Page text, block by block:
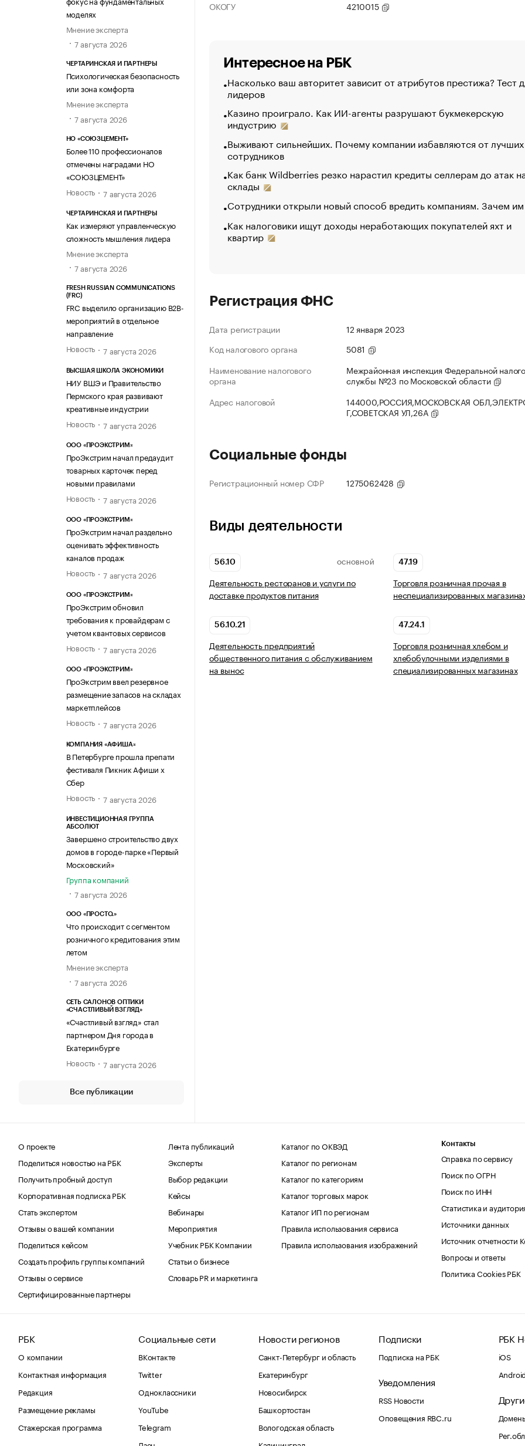
моделях
Мнение эксперта
7 августа 2026
ЧЕРТАРИНСКАЯ И ПАРТНЕРЫ
Психологическая безопасность
или зона комфорта
Мнение эксперта
7 августа 2026
НО «СОЮЗЦЕМЕНТ»
Более 110 профессионалов
отмечены наградами НО
«СОЮЗЦЕМЕНТ»
Новость
7 августа 2026
ЧЕРТАРИНСКАЯ И ПАРТНЕРЫ
Как измеряют управленческую
сложность мышления лидера
Мнение эксперта
7 августа 2026
FRESH RUSSIAN COMMUNICATIONS
(FRC)
FRC выделило организацию B2B-
мероприятий в отдельное
направление
Новость
7 августа 2026
ВЫСШАЯ ШКОЛА ЭКОНОМИКИ
НИУ ВШЭ и Правительство
Пермского края развивают
креативные индустрии
Новость
7 августа 2026
ООО «ПРОЭКСТРИМ»
ПроЭкстрим начал предаудит
товарных карточек перед
новыми правилами
Новость
7 августа 2026
ООО «ПРОЭКСТРИМ»
ПроЭкстрим начал раздельно
оценивать эффективность
каналов продаж
Новость
7 августа 2026
ООО «ПРОЭКСТРИМ»
ПроЭкстрим обновил
требования к провайдерам с
учетом квантовых сервисов
Новость
7 августа 2026
ООО «ПРОЭКСТРИМ»
ПроЭкстрим ввел резервное
размещение запасов на складах
маркетплейсов
Новость
7 августа 2026
КОМПАНИЯ «АФИША»
В Петербурге прошла препати
фестиваля Пикник Афиши х
Сбер
Новость
7 августа 2026
ИНВЕСТИЦИОННАЯ ГРУППА
АБСОЛЮТ
Завершено строительство двух
домов в городе-парке «Первый
Московский»
Группа компаний
7 августа 2026
ООО «ПРОСТО.»
Что происходит с сегментом
розничного кредитования этим
летом
Мнение эксперта
7 августа 2026
СЕТЬ САЛОНОВ ОПТИКИ
«СЧАСТЛИВЫЙ ВЗГЛЯД»
«Счастливый взгляд» стал
партнером Дня города в
Екатеринбурге
Новость
7 августа 2026
Все публикации
ОКОГУ
4210015
Интересное на РБК
Насколько ваш авторитет зависит от атрибутов престижа? Тест
лидеров
Казино проиграло. Как ИИ-агенты разрушают букмекерскую
индустрию
Выживают сильнейших. Почему компании избавляются от лучших
сотрудников
Как банк Wildberries резко нарастил кредиты селлерам до атак
склады
Сотрудники открыли новый способ вредить компаниям. Зачем
Как налоговики ищут доходы неработающих покупателей яхт и
квартир
Регистрация ФНС
Дата регистрации
12 января 2023
Код налогового органа
5081
Наименование налогового
органа
Межрайонная инспекция Федеральной
службы №23 по Московской области
Адрес налоговой
144000,РОССИЯ,МОСКОВСКАЯ
Г,СОВЕТСКАЯ УЛ,26А
Социальные фонды
Регистрационный номер СФР 1275062428
Виды деятельности
56.10 ОСНОВНОЙ
Деятельность ресторанов и услуги по
доставке продуктов питания
47.19
Торговля розничная прочая в
неспециализированных
56.10.21
Деятельность предприятий
общественного питания с обслуживанием
на вынос
47.24.1
Торговля розничная хлебом и
хлебобулочными изделиями в
специализированных магазинах
О проекте
Поделиться новостью на РБК
Получить пробный доступ
Корпоративная подписка РБК
Стать экспертом
Отзывы о вашей компании
Поделиться кейсом
Создать профиль группы компаний
Отзывы о сервисе
Сертифицированные партнеры
Лента публикаций
Эксперты
Выбор редакции
Кейсы
Вебинары
Мероприятия
Учебник РБК Компании
Статьи о бизнесе
Словарь PR и маркетинга
Каталог по ОКВЭД
Каталог по регионам
Каталог по категориям
Каталог торговых марок
Каталог ИП по регионам
Правила использования сервиса
Правила использования изображений
Контакты
Справка по сервису
Поиск по ОГРН
Поиск по ИНН
Статистика и
Источники данных
Источник отчетности
Вопросы и ответы
Политика Cookies РБК
РБК
О компании
Контактная информация
Редакция
Размещение рекламы
Стажерская программа
Социальные сети
ВКонтакте
Twitter
Одноклассники
YouTube
Telegram
Новости регионов
Санкт-Петербург и область
Екатеринбург
Новосибирск
Башкортостан
Вологодская область
Подписки
Подписка на РБК
Уведомления
RSS Новости
Оповещения RBC.ru
РБК
iOS